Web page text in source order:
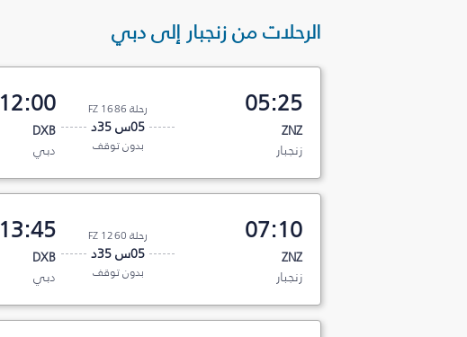
الرحلات من زنجبار إلى دبي
05:25
ZNZ
زنجبار
رحلة FZ 1686
05س 35د
بدون توقف
12:00
DXB
دبي
07:10
ZNZ
زنجبار
رحلة FZ 1260
05س 35د
بدون توقف
13:45
DXB
دبي